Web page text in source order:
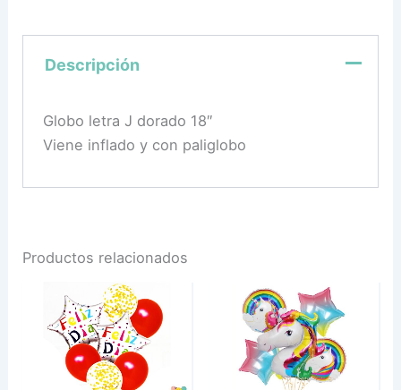
Descripción
Globo letra J dorado 18″
Viene inflado y con paliglobo
Productos relacionados